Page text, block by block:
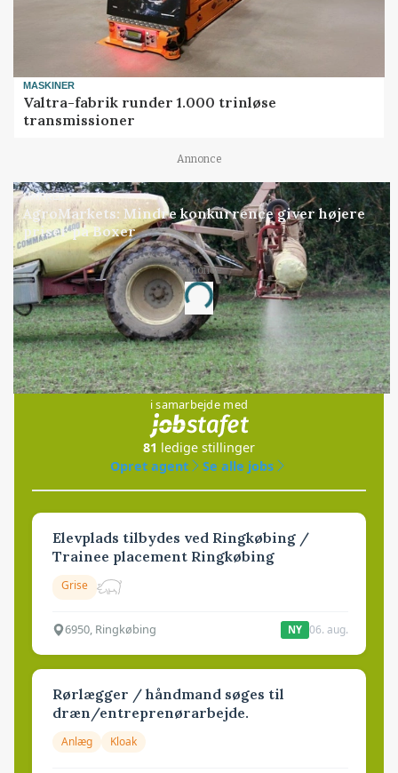
MASKINER
Valtra-fabrik runder 1.000 trinløse
transmissioner
Annonce
MARKED
AgroMarkets: Mindre konkurrence giver højere
priser på Boxer
Annonce
Loading...
Jobs
i samarbejde med
81 ledige stillinger
Opret agent
Se alle jobs
Elevplads tilbydes ved Ringkøbing /
Trainee placement Ringkøbing
Grise
6950, Ringkøbing NY 06. aug.
Rørlægger / håndmand søges til
dræn/entreprenørarbejde.
Anlæg Kloak